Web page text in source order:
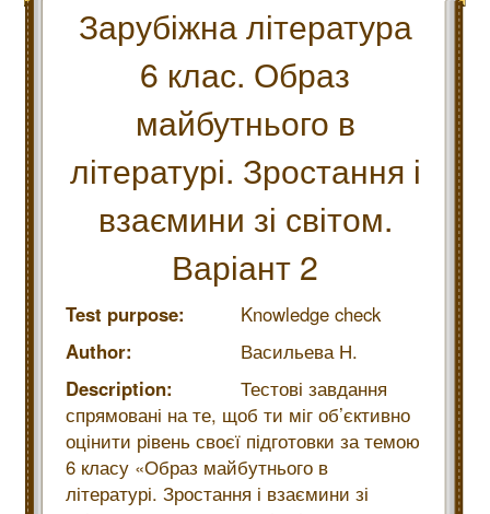
Зарубіжна література
6 клас. Образ
майбутнього в
літературі. Зростання і
взаємини зі світом.
Варіант 2
Test purpose:
Knowledge check
Author:
Васильева Н.
Description:
Тестові завдання
спрямовані на те, щоб ти міг об’єктивно
оцінити рівень своєї підготовки за темою
6 класу «Образ майбутнього в
літературі. Зростання і взаємини зі